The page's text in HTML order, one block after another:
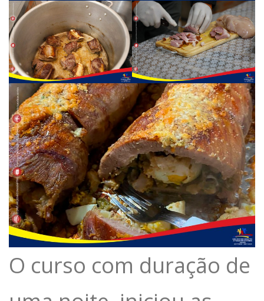
O curso com duração de